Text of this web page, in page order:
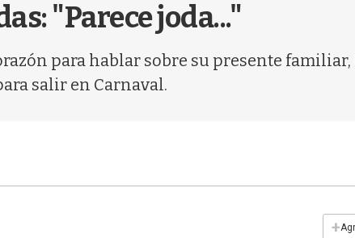
"Parece joda..."
para hablar sobre su presente
salir en Carnaval.
+